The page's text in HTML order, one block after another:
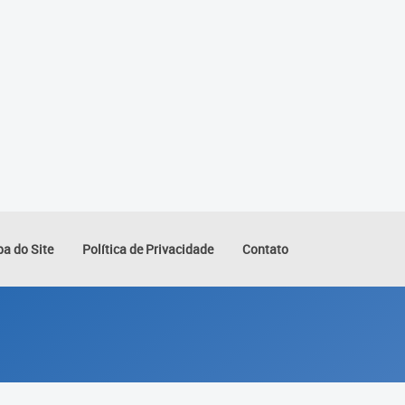
do Site Política de Privacidade Contato